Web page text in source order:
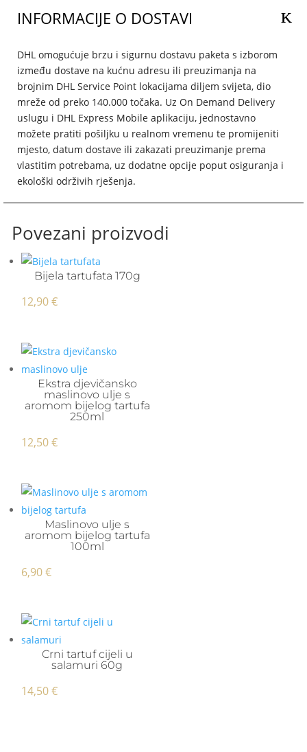
INFORMACIJE O DOSTAVI
DHL omogućuje brzu i sigurnu dostavu paketa s izborom
između dostave na kućnu adresu ili preuzimanja na
brojnim DHL Service Point lokacijama diljem svijeta, dio
mreže od preko 140.000 točaka. Uz On Demand Delivery
uslugu i DHL Express Mobile aplikaciju, jednostavno
možete pratiti pošiljku u realnom vremenu te promijeniti
mjesto, datum dostave ili zakazati preuzimanje prema
vlastitim potrebama, uz dodatne opcije poput osiguranja i
ekološki održivih rješenja.
Povezani proizvodi
Bijela tartufata 170g
12,90€
Ekstra djevičansko
maslinovo ulje s
aromom bijelog tartufa
250ml
12,50€
Maslinovo ulje s
aromom bijelog tartufa
100ml
6,90€
Crni tartuf cijeli u
salamuri 60g
14,50€